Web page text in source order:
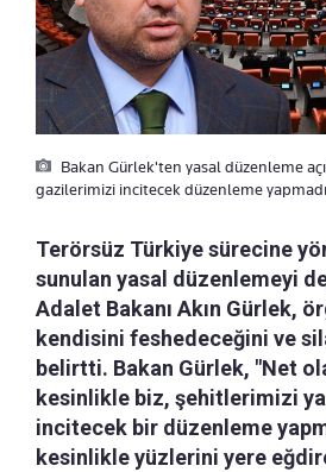
Bakan Gürlek'ten yasal düzenleme
gazilerimizi incitecek düzenleme
Terörsüz Türkiye sürecine
sunulan yasal düzenlemeyi
Adalet Bakanı Akın Gürlek,
kendisini feshedeceğini ve
belirtti. Bakan Gürlek, "Net
kesinlikle biz, şehitlerimizi
incitecek bir düzenleme
kesinlikle yüzlerini yere